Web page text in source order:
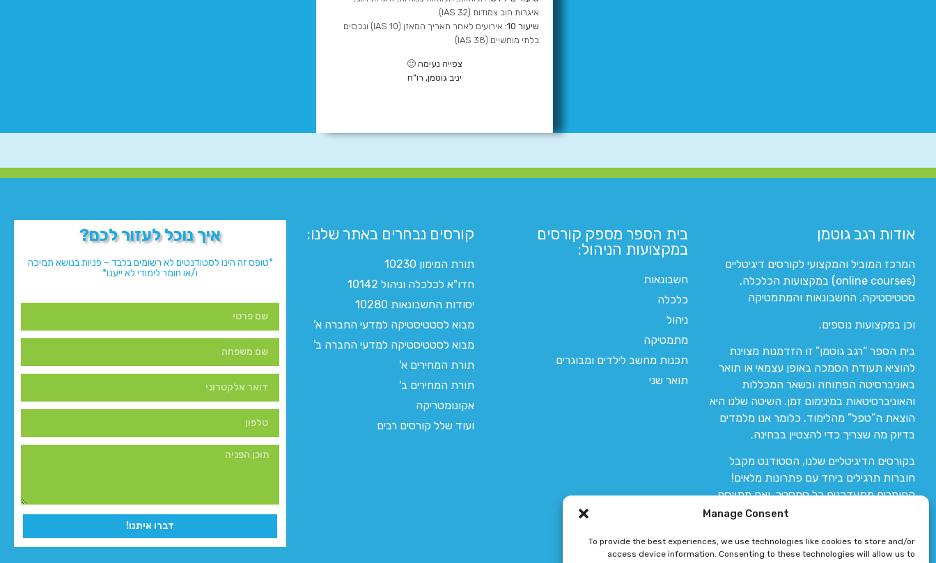
Manage Consent
To provide the best experiences, we use technologies like cookies to store and/or
access device information. Consenting to these technologies will allow us to
איגרות חוב צמודות (IAS 32).
שיעור 10:
אירועים לאחר תאריך המאזן (IAS 10) ונכסים
בלתי מוחשיים (IAS 38)
צפייה נעימה 🙂
יניב גוטמן, רו”ח
אודות רגב גוטמן
המרכז המוביל והמקצועי לקורסים דיגיטליים
(online courses) במקצועות הכלכלה,
סטטיסטיקה, החשבונאות והמתמטיקה
וכן במקצועות נוספים.
בית הספר “רגב גוטמן” זו הזדמנות מצוינת
להוציא תעודת הסמכה באופן עצמאי או תואר
באוניברסיטה הפתוחה ובשאר המכללות
והאוניברסיטאות במינימום זמן. השיטה שלנו היא
הוצאת ה”טפל” מהלימוד. כלומר אנו מלמדים
בדיוק מה שצריך כדי להצטיין בבחינה.
בקורסים הדיגיטליים שלנו, הסטודנט מקבל
חוברות תרגילים ביחד עם פתרונות מלאים!
החומרים מתעדכנים כל סמסטר, ואם מתווסף
חומר חדש אז הקורס מתעדכן יחד איתו.
בית הספר מספק קורסים
במקצועות הניהול:
חשבונאות
כלכלה
ניהול
מתמטיקה
תכנות מחשב לילדים ומבוגרים
תואר שני
קורסים נבחרים באתר שלנו:​
תורת המימון 10230
חדו"א לכלכלה וניהול 10142
יסודות החשבונאות 10280
מבוא לסטטיסטיקה למדעי החברה א'
מבוא לסטטיסטיקה למדעי החברה ב'
תורת המחירים א'
תורת המחירים ב'
אקונומטריקה
ועוד שלל קורסים רבים
איך נוכל לעזור לכם?
*טופס זה הינו לסטודנטים לא רשומים בלבד – פניות בנושא תמיכה
ו/או חומר לימודי לא ייענו*
דברו איתנו!